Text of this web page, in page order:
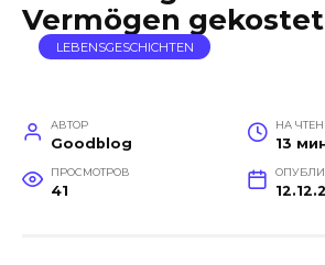
Vermögen
LEBENSGESCHICHTEN
АВТОР
Goodblog
НА
13
ПРОСМОТРОВ
41